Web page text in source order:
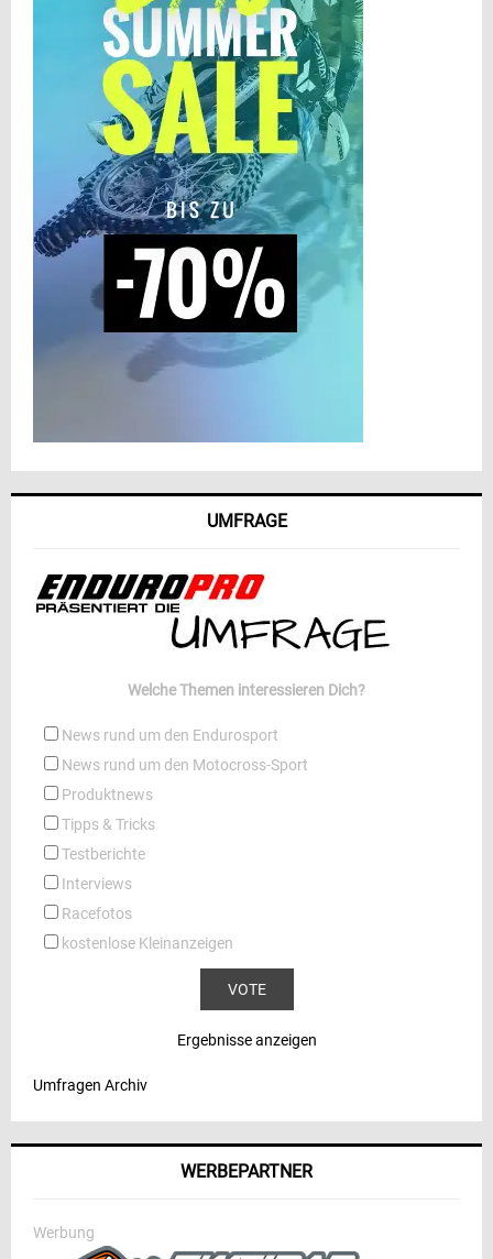
UMFRAGE
Welche Themen interessieren Dich?
News rund um den Endurosport
News rund um den Motocross-Sport
Produktnews
Tipps & Tricks
Testberichte
Interviews
Racefotos
kostenlose Kleinanzeigen
Ergebnisse anzeigen
Umfragen Archiv
WERBEPARTNER
Werbung